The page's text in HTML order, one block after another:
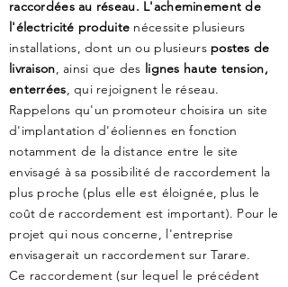
raccordées au réseau. L'acheminement de
l'électricité produite nécessite plusieurs
installations, dont un ou plusieurs postes de
livraison, ainsi que des lignes haute tension,
enterrées, qui rejoignent le réseau.
Rappelons qu'un promoteur choisira un site
d'implantation d'éoliennes en fonction
notamment de la distance entre le site
envisagé à sa possibilité de raccordement la
plus proche (plus elle est éloignée, plus le
coût de raccordement est important). Pour le
projet qui nous concerne, l'entreprise
envisagerait un raccordement sur Tarare.
Ce raccordement (sur lequel le précédent